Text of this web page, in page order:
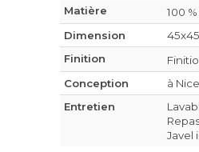
Matière
100
Dimension
Finition
Conception
à
Entretien
Javel